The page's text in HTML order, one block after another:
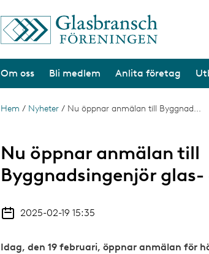
Om oss Bli medlem Anlita företag
L
n
k
s
t
i
g
Hem / Nyheter / Nu öppnar anmälan till Byggnad...
Nu öppnar anmälan till
Byggnadsingenjör
2025-02-19 15:35
Idag, den 19 februari, öppnar anmälan för